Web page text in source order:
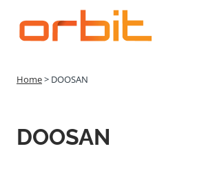
obsah
Home> DOOSAN
DOOSAN